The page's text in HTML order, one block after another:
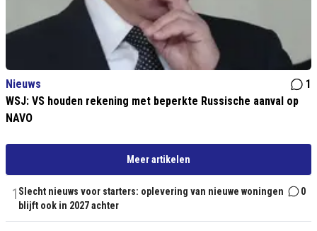
Nieuws
1
WSJ: VS houden rekening met beperkte Russische aanval op
NAVO
Meer artikelen
1 Slecht nieuws voor starters: oplevering van nieuwe woningen
blijft ook in 2027 achter
0